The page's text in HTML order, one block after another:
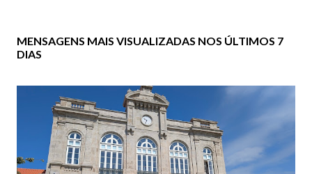
MENSAGENS MAIS VISUALIZADAS NOS ÚLTIMOS 7
DIAS